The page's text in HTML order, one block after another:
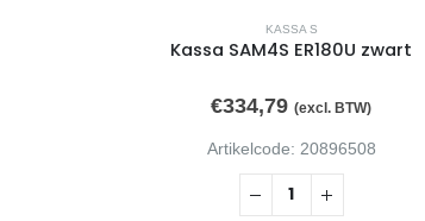
KASSA S
Kassa SAM4S ER180U zwart
€334,79 (excl. BTW)
Artikelcode: 20896508